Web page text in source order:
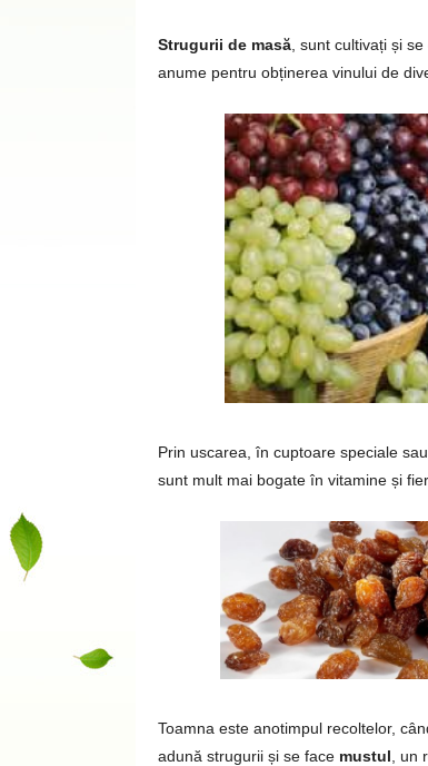
Strugurii de masă , sunt cultivați și
anume pentru obținerea vinului de
Prin uscarea, în cuptoare speciale
sunt mult mai bogate în vitamine și
Toamna este anotimpul recoltelor,
adună strugurii și se face mustul , un